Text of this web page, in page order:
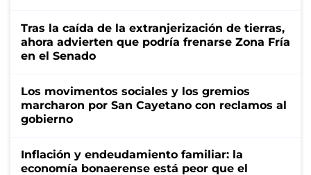
Tras la caída de la extranjerización de tierras,
ahora advierten que podría frenarse Zona Fría
en el Senado
Los movimentos sociales y los gremios
marcharon por San Cayetano con reclamos al
gobierno
Inflación y endeudamiento familiar: la
economía bonaerense está peor que el